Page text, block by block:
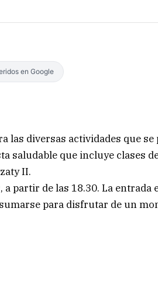
en Google
las diversas actividades que se
saludable que incluye clases
II.
partir de las 18.30. La entrada
para disfrutar de un